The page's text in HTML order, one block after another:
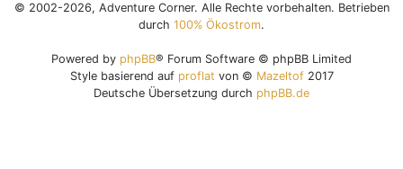
© 2002-2026, Adventure Corner. Alle Rechte vorbehalten. Betrieben
durch 100% Ökostrom.
Powered by phpBB® Forum Software © phpBB Limited
Style basierend auf proflat von © Mazeltof2017
Deutsche Übersetzung durch phpBB.de